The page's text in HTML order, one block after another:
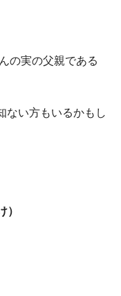
の実の父親である
ない方もいるかもし